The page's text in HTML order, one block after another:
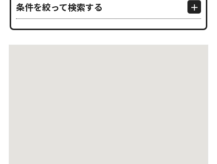
条件を絞って検索する